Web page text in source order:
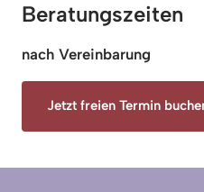
Beratungszeiten
nach Vereinbarung
Jetzt freien Termin